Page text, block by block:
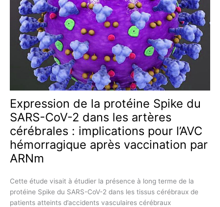
CONCRETS
VERS
LA
SOUVERAINETÉ
Expression de la protéine Spike du
SARS-CoV-2 dans les artères
cérébrales : implications pour l’AVC
hémorragique après vaccination par
ARNm
Cette étude visait à étudier la présence à long terme de la
protéine Spike du SARS-CoV-2 dans les tissus cérébraux de
patients atteints d’accidents vasculaires cérébraux